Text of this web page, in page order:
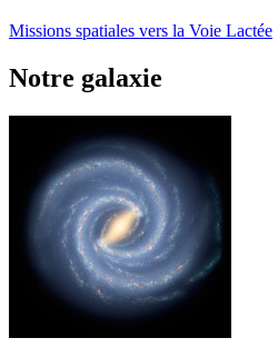
Missions spatiales vers la Voie Lactée
Notre galaxie